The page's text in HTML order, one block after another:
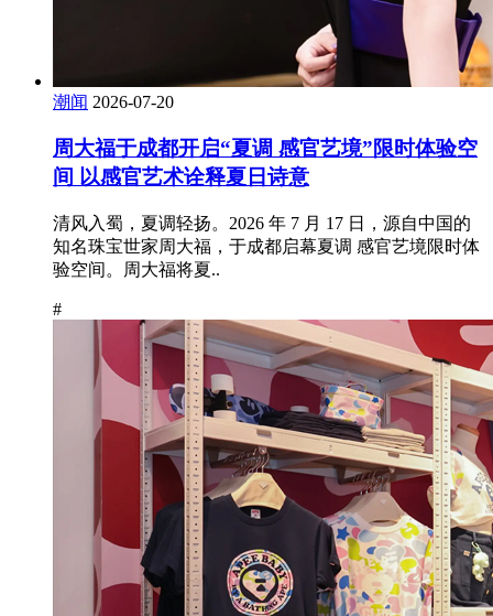
潮闻 2026-07-20
周大福于成都开启“夏调 感官艺境”限时体验空
间 以感官艺术诠释夏日诗意
清风入蜀，夏调轻扬。2026 年 7 月 17 日，源自中国的
知名珠宝世家周大福，于成都启幕夏调 感官艺境限时体
验空间。周大福将夏..
#